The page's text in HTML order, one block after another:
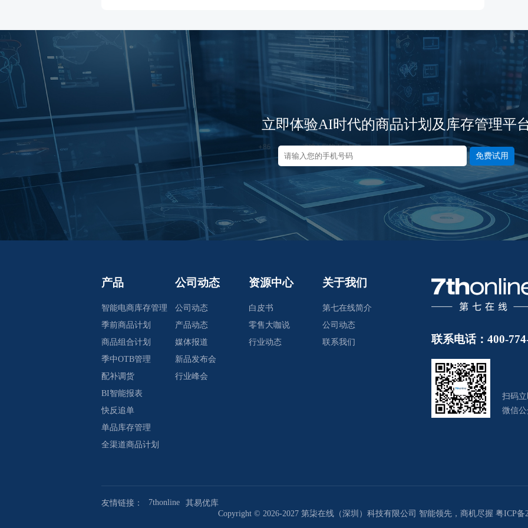
立即体验AI时代的商品计划及库存管理平
免费试用
产品
智能电商库存管理
季前商品计划
商品组合计划
季中OTB管理
配补调货
BI智能报表
快反追单
单品库存管理
全渠道商品计划
公司动态
公司动态
产品动态
媒体报道
新品发布会
行业峰会
资源中心
白皮书
零售大咖说
行业动态
关于我们
第七在线简介
公司动态
联系我们
联系电话：400-
扫码
微信
友情链接： 7thonline
其易优库
Copyright © 2026-2027 第柒在线（深圳）科技有限公司 智能领先，商机尽握 粤ICP备